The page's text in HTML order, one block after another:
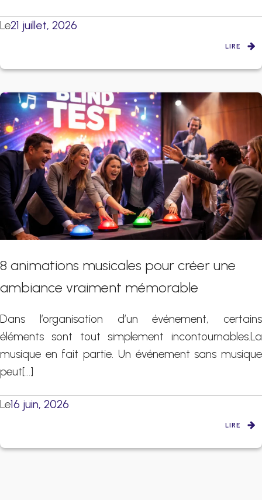
Le21 juillet, 2026
LIRE
8 animations musicales pour créer une
ambiance vraiment mémorable
Dans l’organisation d’un événement, certains
éléments sont tout simplement incontournables.La
musique en fait partie. Un événement sans musique
peut[…]
Le16 juin, 2026
LIRE